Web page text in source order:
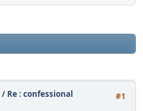
#1
/ Re : confessional